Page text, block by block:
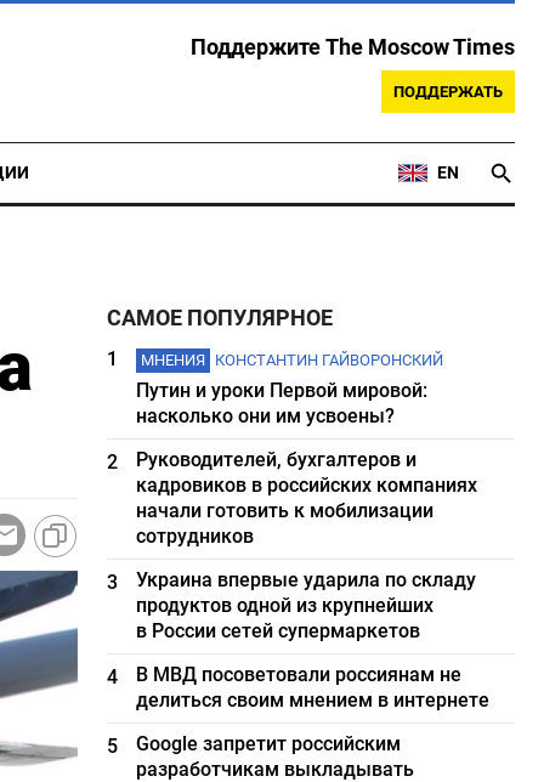
Поддержите The Moscow Times
ПОДДЕРЖАТЬ
EN
САМОЕ ПОПУЛЯРНОЕ
1 МНЕНИЯ КОНСТАНТИН ГАЙВОРОНСКИЙ
Путин и уроки Первой мировой:
насколько они им усвоены?
2
Руководителей, бухгалтеров и
кадровиков в российских компаниях
начали готовить к мобилизации
сотрудников
3
Украина впервые ударила по складу
продуктов одной из крупнейших
в России сетей супермаркетов
4
В МВД посоветовали россиянам не
делиться своим мнением в интернете
5
Google запретит российским
разработчикам выкладывать